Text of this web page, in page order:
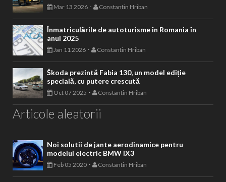
Mar 13 2026 - Constantin Hriban
Înmatriculările de autoturisme în Romania în
anul 2025
Jan 11 2026 - Constantin Hriban
Škoda prezintă Fabia 130, un model ediție
specială, cu putere crescută
Oct 07 2025 - Constantin Hriban
Articole aleatorii
Noi solutii de jante aerodinamice pentru
modelul electric BMW iX3
Feb 05 2020 - Constantin Hriban